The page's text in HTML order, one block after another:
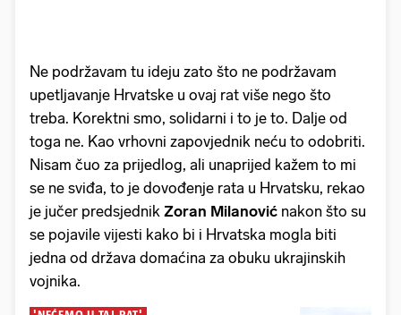
Ne podržavam tu ideju zato što ne podržavam
upetljavanje Hrvatske u ovaj rat više nego što
treba. Korektni smo, solidarni i to je to. Dalje od
toga ne. Kao vrhovni zapovjednik neću to odobriti.
Nisam čuo za prijedlog, ali unaprijed kažem to mi
se ne sviđa, to je dovođenje rata u Hrvatsku, rekao
je jučer predsjednik Zoran Milanović nakon što su
se pojavile vijesti kako bi i Hrvatska mogla biti
jedna od država domaćina za obuku ukrajinskih
vojnika.